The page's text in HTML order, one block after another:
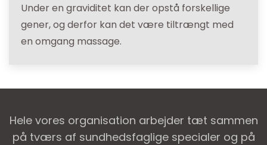
Under en graviditet kan der opstå forskellige
gener, og derfor kan det være tiltrængt med
en omgang massage.
Hele vores organisation arbejder tæt sammen
på tværs af sundhedsfaglige specialer og på